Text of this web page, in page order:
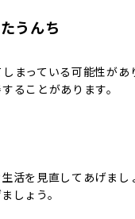
うんち
まっている可能性が
ることがあります。
活を見直してあげま
しょう。